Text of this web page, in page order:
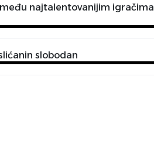
među najtalentovanijim igračima
slobodan